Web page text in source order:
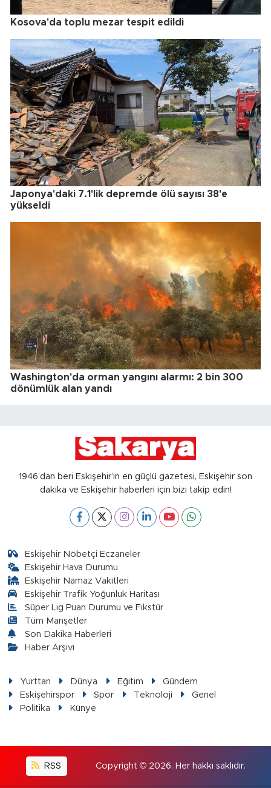
Kosova'da toplu mezar tespit edildi
Japonya'daki 7.1'lik depremde ölü sayısı 38'e
yükseldi
Washington'da orman yangını alarmı: 2 bin 300
dönümlük alan yandı
1946’dan beri Eskişehir’in en güçlü gazetesi, Eskişehir son
dakika ve Eskişehir haberleri için bizi takip edin!
Eskişehir Nöbetçi Eczaneler
Eskişehir Hava Durumu
Eskişehir Namaz Vakitleri
Eskişehir Trafik Yoğunluk Haritası
Süper Lig Puan Durumu ve Fikstür
Tüm Manşetler
Son Dakika Haberleri
Haber Arşivi
Yurttan Dünya Eğitim
Gündem
Eskişehirspor
Spor Teknoloji
Genel
Politika
Künye
RSS Copyright © 2026. Her hakkı saklıdır.